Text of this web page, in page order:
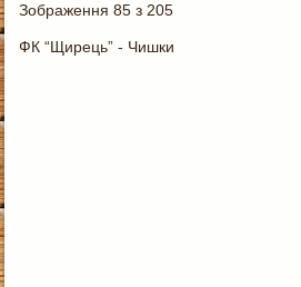
Зображення 85 з 205
ФК “Щирець” - Чишки